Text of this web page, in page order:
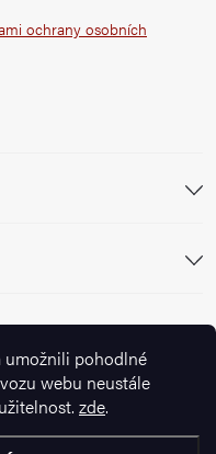
umožnili pohodlné
webu neustále
zde.
ochrany osobních